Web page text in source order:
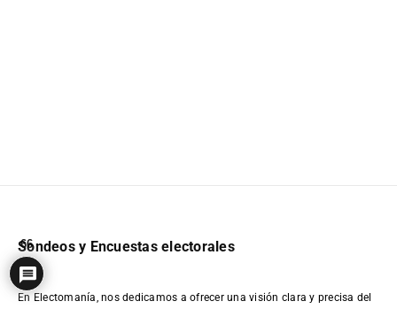
Sondeos y Encuestas electorales
En Electomanía, nos dedicamos a ofrecer una visión clara y precisa del
66